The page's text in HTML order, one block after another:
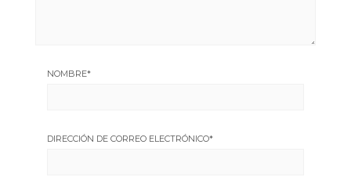
NOMBRE*
DIRECCIÓN DE CORREO ELECTRÓNICO*